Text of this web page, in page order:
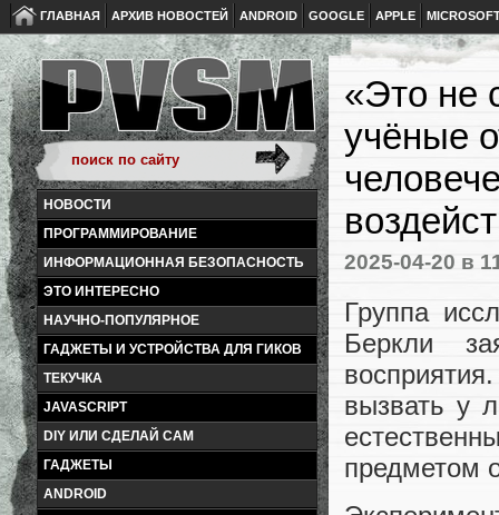
ГЛАВНАЯ АРХИВ НОВОСТЕЙ ANDROID GOOGLE APPLE
НОВОСТИ
ПРОГРАММИРОВАНИЕ
ИНФОРМАЦИОННАЯ БЕЗОПАСНОСТЬ
ЭТО ИНТЕРЕСНО
НАУЧНО-ПОПУЛЯРНОЕ
ГАДЖЕТЫ И УСТРОЙСТВА ДЛЯ ГИКОВ
ТЕКУЧКА
JAVASCRIPT
DIY ИЛИ СДЕЛАЙ САМ
ГАДЖЕТЫ
ANDROID
«Это не
учёные
2025-04-20 в
Группа
Беркли
вызвать у
предметом